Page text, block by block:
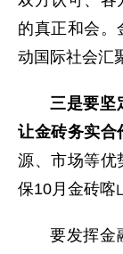
的真正和会。
动国际社会汇
三是要坚
让金砖务实合
源、市场等优
保10月金砖喀
要发挥金